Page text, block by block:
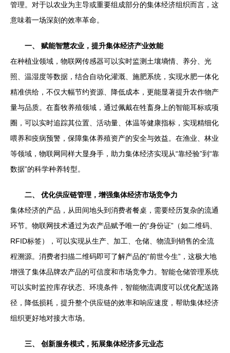
管理。对于以农业为主导或重要组成部分的集体经济组织而言，这
意味着一场深刻的效率革命。
一、 赋能智慧农业，提升集体经济产业效能
在种植业领域，物联网传感器可以实时监测土壤墒情、养分、光
照、温湿度等数据，结合自动化灌溉、施肥系统，实现水肥一体化
精准供给，不仅大幅节约资源、降低成本，更能显著提升农作物产
量与品质。在畜牧养殖领域，通过佩戴在牲畜身上的智能耳标或项
圈，可以实时追踪其位置、活动量、体温等健康指标，实现精细化
喂养和疫病预警，保障集体养殖资产的安全与效益。在渔业、林业
等领域，物联网同样大显身手，助力集体经济实现从“靠经验”到“靠
数据”的科学种养转型。
二、 优化供应链管理，增强集体经济市场竞争力
集体经济的产品，从田间地头到消费者餐桌，需要经历复杂的流通
环节。物联网技术通过为农产品赋予唯一的“身份证”（如二维码、
RFID标签），可以实现从生产、加工、仓储、物流到销售的全流
程溯源。消费者扫描二维码即可了解产品的“前世今生”，这极大地
增强了集体品牌农产品的可信度和市场竞争力。智能仓储管理系统
可以实时监控库存状态、环境条件，智能物流调度可以优化配送路
径，降低损耗，提升整个供应链的效率和响应速度，帮助集体经济
组织更好地对接大市场。
三、 创新服务模式，拓展集体经济多元业态